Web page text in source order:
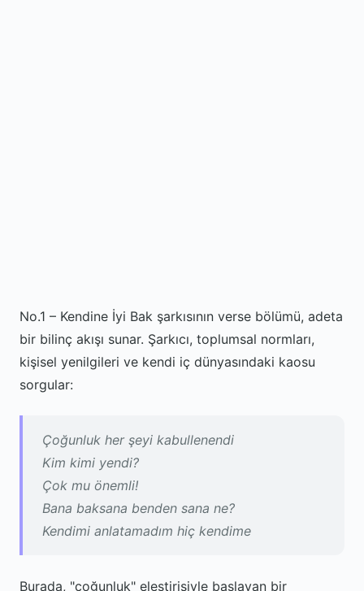
No.1 – Kendine İyi Bak şarkısının verse bölümü, adeta
bir bilinç akışı sunar. Şarkıcı, toplumsal normları,
kişisel yenilgileri ve kendi iç dünyasındaki kaosu
sorgular:
Çoğunluk her şeyi kabullenendi
Kim kimi yendi?
Çok mu önemli!
Bana baksana benden sana ne?
Kendimi anlatamadım hiç kendime
Burada, "çoğunluk" eleştirisiyle başlayan bir